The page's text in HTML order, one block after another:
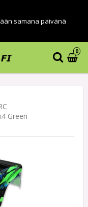
samana päivänä
0
Green